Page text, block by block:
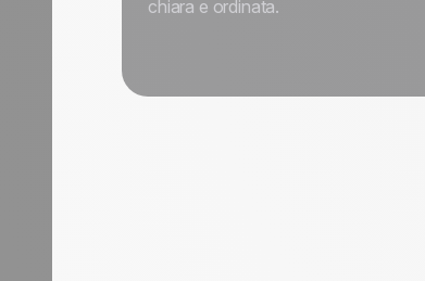
chiara e ordinata.